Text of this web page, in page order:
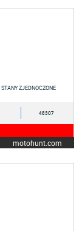
STANY ZJEDNOCZONE
48307
motohunt.com